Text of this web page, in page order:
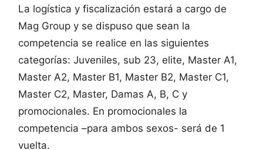
La logística y fiscalización estará a cargo de
Mag Group y se dispuso que sean la
competencia se realice en las siguientes
categorías: Juveniles, sub 23, elite, Master A1,
Master A2, Master B1, Master B2, Master C1,
Master C2, Master, Damas A, B, C y
promocionales. En promocionales la
competencia –para ambos sexos- será de 1
vuelta.